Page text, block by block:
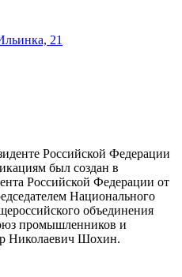
21
Российской Федерации
был создан в
Российской Федерации от
Национального
объединения
промышленников и
Николаевич Шохин.